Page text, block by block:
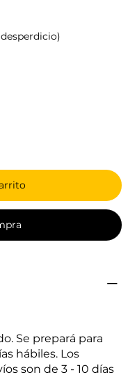
Se prepará para
hábiles. Los
son de 3 - 10 días